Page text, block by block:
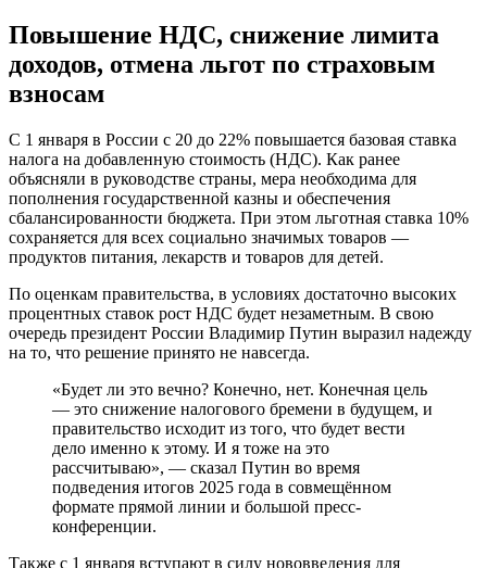
Повышение НДС, снижение лимита
доходов, отмена льгот по страховым
взносам
С 1 января в России с 20 до 22% повышается базовая ставка
налога на добавленную стоимость (НДС). Как ранее
объясняли в руководстве страны, мера необходима для
пополнения государственной казны и обеспечения
сбалансированности бюджета. При этом льготная ставка 10%
сохраняется для всех социально значимых товаров —
продуктов питания, лекарств и товаров для детей.
По оценкам правительства, в условиях достаточно высоких
процентных ставок рост НДС будет незаметным. В свою
очередь президент России Владимир Путин выразил надежду
на то, что решение принято не навсегда.
«Будет ли это вечно? Конечно, нет. Конечная цель
— это снижение налогового бремени в будущем, и
правительство исходит из того, что будет вести
дело именно к этому. И я тоже на это
рассчитываю», — сказал Путин во время
подведения итогов 2025 года в совмещённом
формате прямой линии и большой пресс-
конференции.
Также с 1 января вступают в силу нововведения для